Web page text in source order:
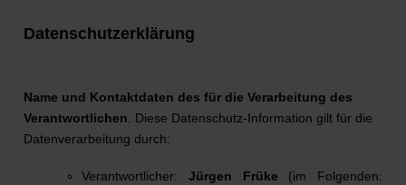
Datenschutzerklärung
Name und Kontaktdaten des für die Verarbeitung des
Verantwortlichen . Diese Datenschutz-Information gilt für die
Datenverarbeitung durch:
Verantwortlicher: Jürgen Früke (im Folgenden: